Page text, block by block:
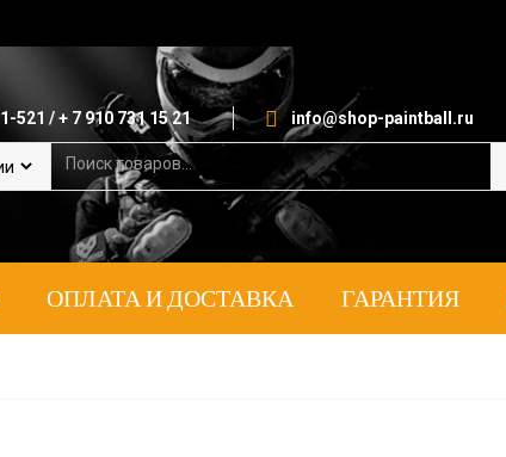
521 / + 7 910 731 15 21 info@shop-paintball.ru
f
ОПЛАТА И ДОСТАВКА ГАРАНТИЯ